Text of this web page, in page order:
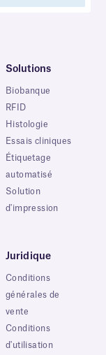
Solutions
Biobanque
RFID
Histologie
Essais cliniques
Étiquetage
automatisé
Solution
d'impression
Juridique
Conditions
générales de
vente
Conditions
d'utilisation